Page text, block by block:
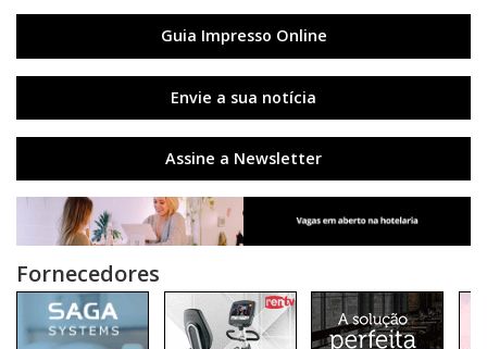
Guia Impresso Online
Envie a sua notícia
Assine a Newsletter
Fornecedores